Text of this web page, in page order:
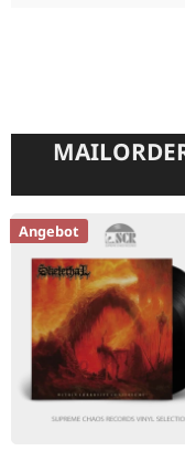
Angebot